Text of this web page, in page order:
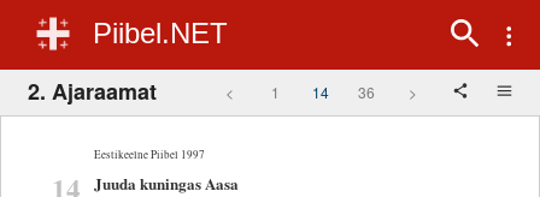
Piibel.NET
2. Ajaraamat < 1 14 36 >
Eestikeelne Piibel 1997
14 Juuda kuningas Aasa